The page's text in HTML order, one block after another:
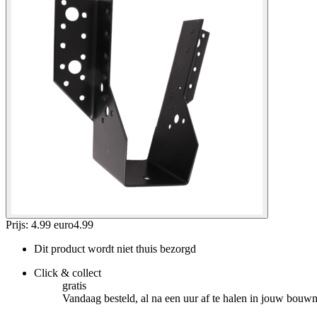
Prijs: 4.99 euro4.99
Dit product wordt niet thuis bezorgd
Click & collect
gratis
Vandaag besteld, al na een uur af te halen in jouw